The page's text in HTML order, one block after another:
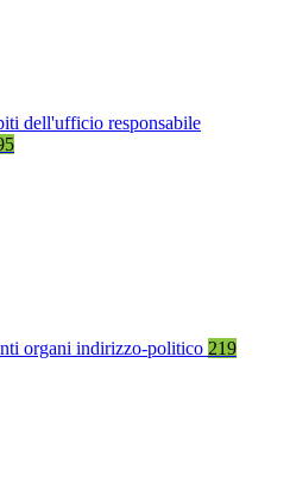
dell'ufficio responsabile
organi indirizzo-politico 219